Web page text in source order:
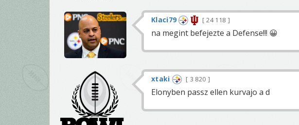
Klaci79 24 118
na megint befejezte a Defense!!! 😀
xtaki 3 820
Elonyben passz ellen kurvajo a d